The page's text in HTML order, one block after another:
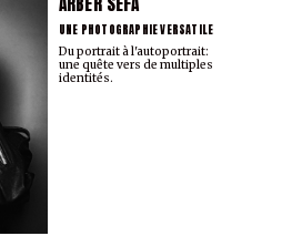
UNE PHOTOGRAPHIE VERSATILE
Du portrait à l'autoportrait:
une quête vers de multiples
identités.